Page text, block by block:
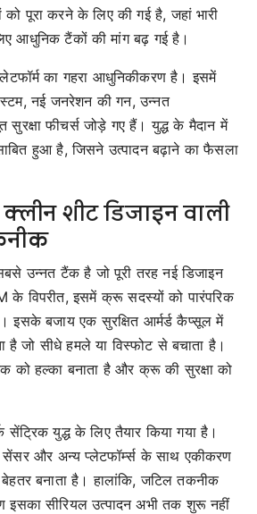
पूरा करने के लिए की गई है, जहां भारी
आधुनिक टैंकों की मांग बढ़ गई है।
का गहरा आधुनिकीकरण है। इसमें
नई जनरेशन की गन, उन्नत
फीचर्स जोड़े गए हैं। युद्ध के मैदान में
हुआ है, जिसने उत्पादन बढ़ाने का फैसला
क्लीन शीट डिजाइन वाली
उन्नत टैंक है जो पूरी तरह नई डिजाइन
के विपरीत, इसमें क्रू सदस्यों को पारंपरिक
इसके बजाय एक सुरक्षित आर्मर्ड कैप्सूल में
जो सीधे हमले या विस्फोट से बचाता है।
को हल्का बनाता है और क्रू की सुरक्षा को
युद्ध के लिए तैयार किया गया है।
सेंसर और अन्य प्लेटफॉर्म्स के साथ एकीकरण
बनाता है। हालांकि, जटिल तकनीक
सीरियल उत्पादन अभी तक शुरू नहीं